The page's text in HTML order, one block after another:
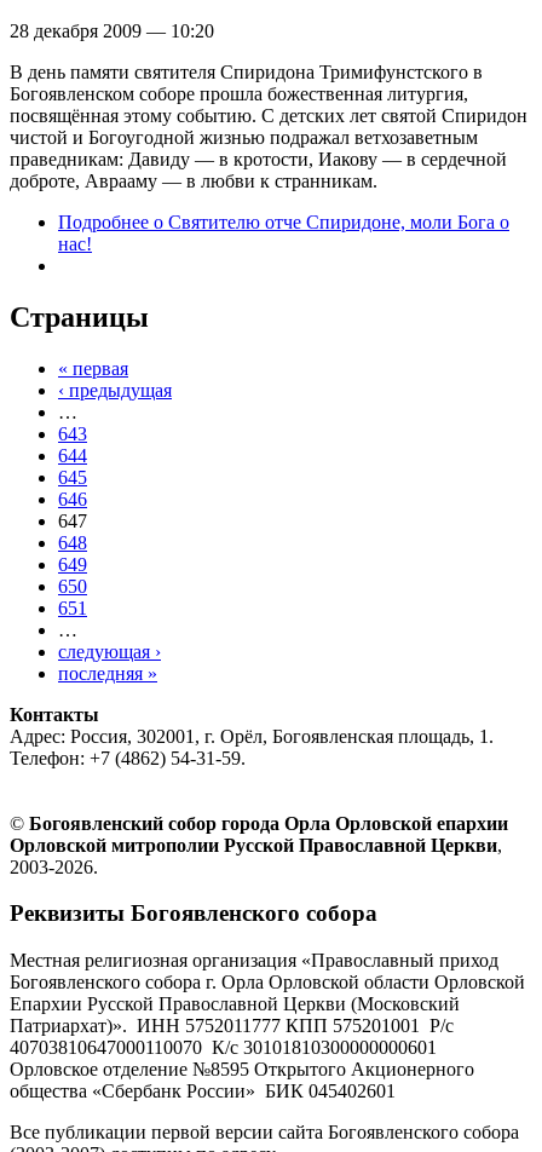
28 декабря 2009 — 10:20
В день памяти святителя Спиридона Тримифунстского в
Богоявленском соборе прошла божественная литургия,
посвящённая этому событию. С детских лет святой Спиридон
чистой и Богоугодной жизнью подражал ветхозаветным
праведникам: Давиду — в кротости, Иакову — в сердечной
доброте, Аврааму — в любви к странникам.
Подробнее о Святителю отче Спиридоне, моли Бога о
нас!
Страницы
« первая
‹ предыдущая
…
643
644
645
646
647
648
649
650
651
…
следующая ›
последняя »
Контакты
Адрес: Россия, 302001, г. Орёл, Богоявленская площадь, 1.
Телефон: +7 (4862) 54-31-59.
© Богоявленский собор города Орла Орловской епархии
Орловской митрополии Русской Православной Церкви,
2003-2026.
Реквизиты Богоявленского собора
Местная религиозная организация «Православный приход
Богоявленского собора г. Орла Орловской области Орловской
Епархии Русской Православной Церкви (Московский
Патриархат)». ИНН 5752011777 КПП 575201001 Р/с
40703810647000110070 К/с 30101810300000000601
Орловское отделение №8595 Открытого Акционерного
общества «Сбербанк России» БИК 045402601
Все публикации первой версии сайта Богоявленского собора